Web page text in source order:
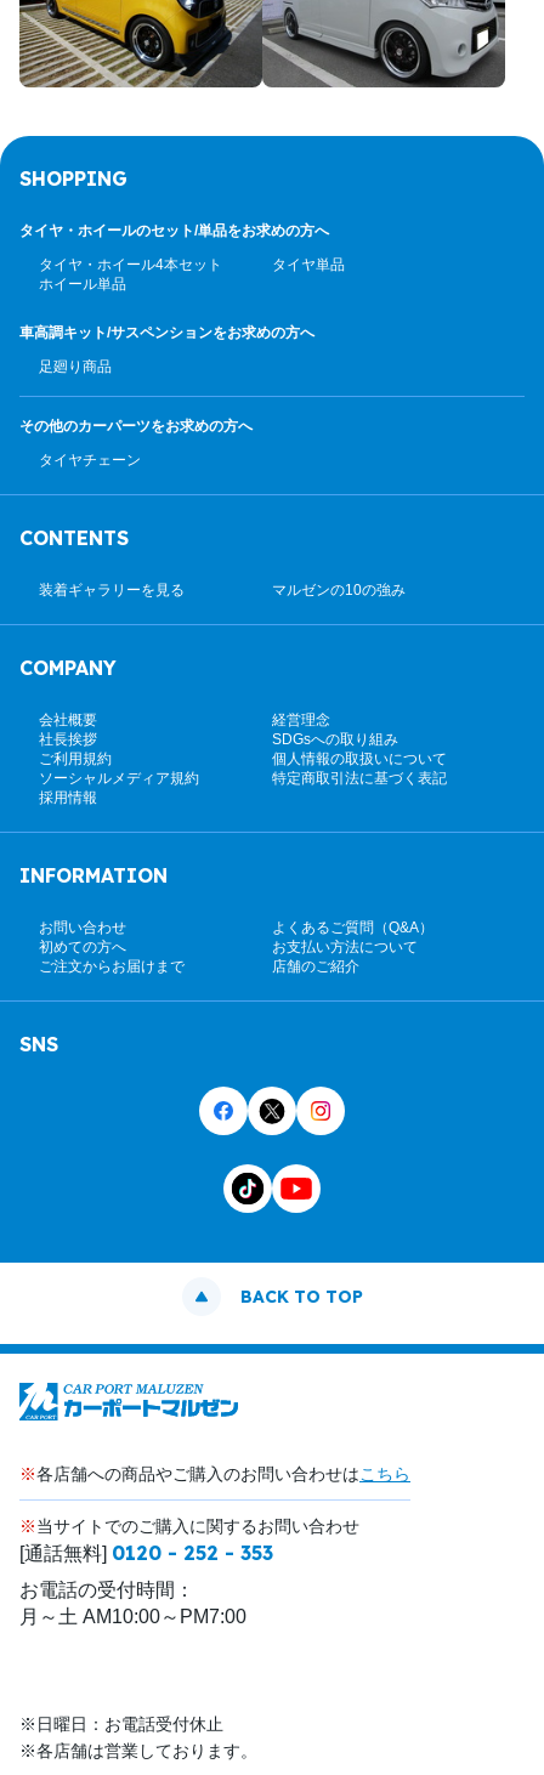
SHOPPING
タイヤ・ホイールのセット/単品をお求めの方へ
タイヤ・ホイール4本セット
タイヤ単品
ホイール単品
車高調キット/サスペンションをお求めの方へ
足廻り商品
その他のカーパーツをお求めの方へ
タイヤチェーン
CONTENTS
装着ギャラリーを見る マルゼンの10の強み
COMPANY
会社概要
経営理念
社長挨拶
SDGsへの取り組み
ご利用規約
個人情報の取扱いについて
ソーシャルメディア規約
特定商取引法に基づく表記
採用情報
INFORMATION
お問い合わせ
よくあるご質問（Q&A）
初めての方へ
お支払い方法について
ご注文からお届けまで
店舗のご紹介
SNS
BACK TO TOP
※各店舗への商品やご購入のお問い合わせはこちら
※当サイトでのご購入に関するお問い合わせ
[通話無料] 0120 - 252 - 353
お電話の受付時間：
月～土 AM10:00～PM7:00
※日曜日：お電話受付休止
※各店舗は営業しております。